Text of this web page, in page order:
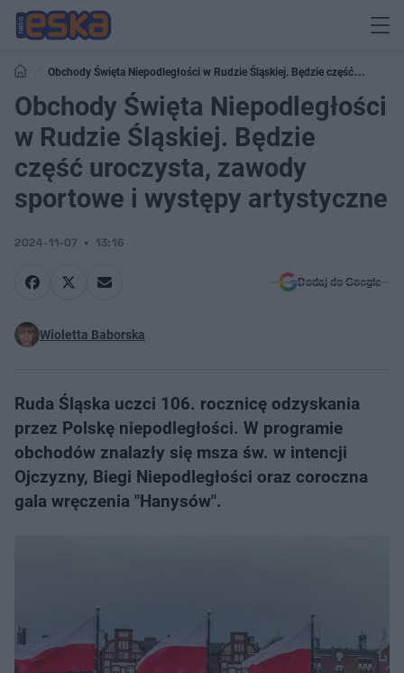
Obchody Święta Niepodległości w Rudzie Śląskiej. Będzie część
uroczysta, zawody sportowe i występy artystyczne
Obchody Święta Niepodległości
w Rudzie Śląskiej. Będzie
część uroczysta, zawody
sportowe i występy artystyczne
2024-11-07 13:16
Dodaj do Google
Wioletta Baborska
Ruda Śląska uczci 106. rocznicę odzyskania
przez Polskę niepodległości. W programie
obchodów znalazły się msza św. w intencji
Ojczyzny, Biegi Niepodległości oraz coroczna
gala wręczenia "Hanysów".